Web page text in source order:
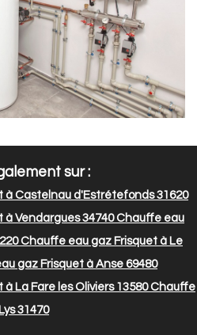
sur :
à Castelnau d'Estrétefonds 31620
Vendargues 34740Chauffe eau
Chauffe eau gaz Frisquet à Le
gaz Frisquet à Anse 69480
La Fare les Oliviers 13580Chauffe
31470